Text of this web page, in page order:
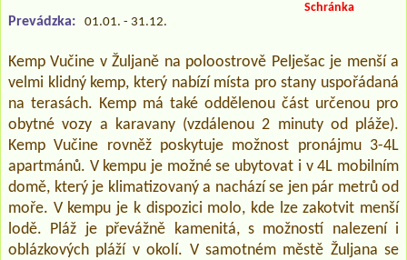
Prevádzka: 01.01. - 31.12.
Schránka
Kemp Vučine v Žuljaně na poloostrově Pelješac je menší a
velmi klidný kemp, který nabízí místa pro stany uspořádaná
na terasách. Kemp má také oddělenou část určenou pro
obytné vozy a karavany (vzdálenou 2 minuty od pláže).
Kemp Vučine rovněž poskytuje možnost pronájmu 3-4L
apartmánů. V kempu je možné se ubytovat i v 4L mobilním
domě, který je klimatizovaný a nachází se jen pár metrů od
moře. V kempu je k dispozici molo, kde lze zakotvit menší
lodě. Pláž je převážně kamenitá, s možností nalezení i
oblázkových pláží v okolí. V samotném městě Žuljana se